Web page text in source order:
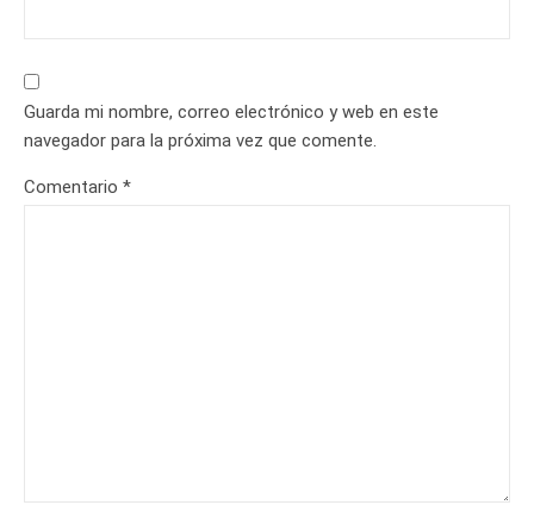
Guarda mi nombre, correo electrónico y web en este
navegador para la próxima vez que comente.
Comentario *